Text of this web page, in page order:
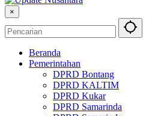
×
Beranda
Pemerintahan
DPRD Bontang
DPRD KALTIM
DPRD Kukar
DPRD Samarinda